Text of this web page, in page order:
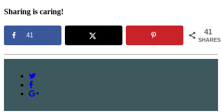
Sharing is caring!
41
SHARES
41